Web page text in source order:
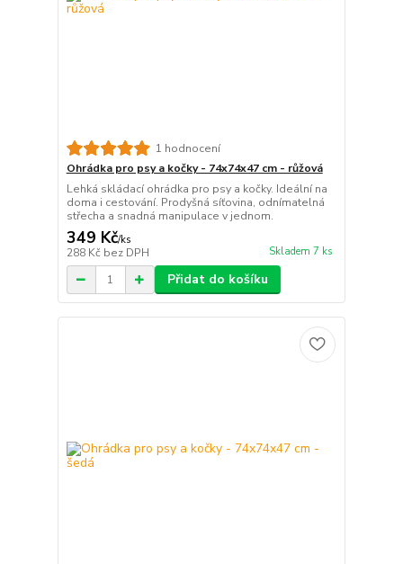
1 hodnocení
Ohrádka pro psy a kočky - 74x74x47 cm - růžová
Lehká skládací ohrádka pro psy a kočky. Ideální na
doma i cestování. Prodyšná síťovina, odnímatelná
střecha a snadná manipulace v jednom.
349 Kč/ks
288 Kč bez DPH Skladem 7 ks
Přidat do košíku